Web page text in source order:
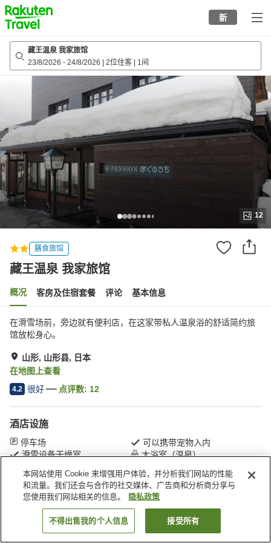
to
top
page
新
藏王温泉 我家旅馆
23/8/2026 - 24/8/2026 2位住客 1间
12
膳食旅馆
藏王温泉 我家旅馆
概况 客房及住宿套餐 评论 基本信息
在滑雪场前，旁边就有便利店，在这家带私人温泉浴的舒适简约旅
馆放松身心。
山形, 山形县, 日本
在地图上查看
4.2 很好 点评数: 12
酒店设施
停车场
可以携带宠物入内
滑雪设备干燥室
大浴室（温泉）
首页 日本 山形县 山形 藏王温泉 我家旅馆
搜索客房
本网站使用 Cookie 来增强用户体验，并分析我们网站的性能
和流量。我们还会与合作的社交媒体、广告商和分析商分享与
您使用我们网站相关的信息。
隐私政策
不得出售我的个人信息 接受所有